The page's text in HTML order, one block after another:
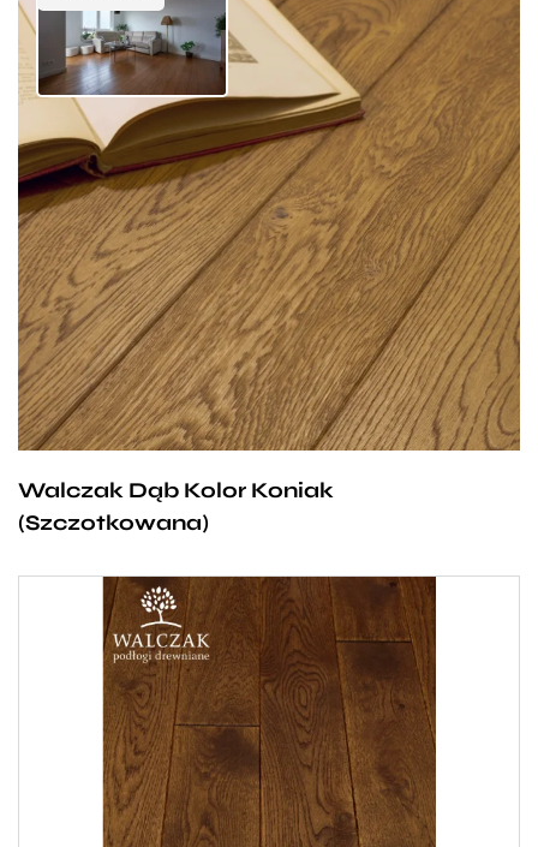
Podłoga idealnie nadająca się do pomieszczeń
w stylu rustykalnym. Jasnobrązowy odcień,
poprzetykany gdzieniegdzie ciemniejszymi smugami
doskonale podkreśla biel mebli i łączy sielski klimat
z nutą nowoczesności. Delikatne sęki nadają nieco
charakteru, przez co deska w tym kolorze sprawdza
się zwłaszcza w dużych pomieszczeniach, takich jak
salon bądź jadalnia gdzie w pełni można podziwiać
jej piękno.
Walczak Dąb Kolor Koniak
(Szczotkowana)
Wszystkim, którzy w codziennym życiu poszukują
odrobiny egzotyki na pewno wpadnie w oko dębowa